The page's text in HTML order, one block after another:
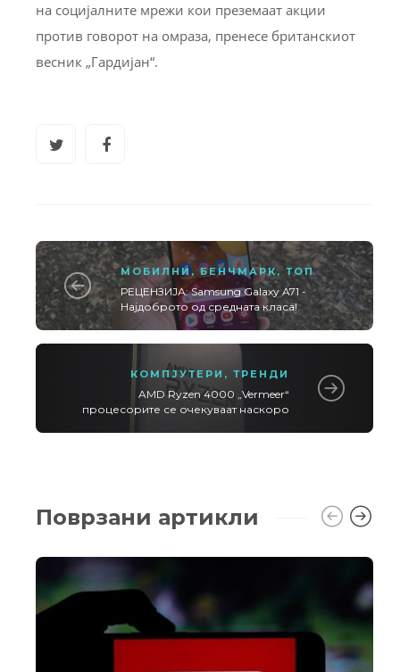
на социјалните мрежи кои преземаат акции
против говорот на омраза, пренесе британскиот
весник „Гардијан“.
МОБИЛНИ,БЕНЧМАРК, ТОП
РЕЦЕНЗИЈА: Samsung Galaxy A71 -
Најдоброто од средната класа!
КОМПЈУТЕРИ , ТРЕНДИ
AMD Ryzen 4000 „Vermeer“
процесорите се очекуваат наскоро
Поврзани артикли